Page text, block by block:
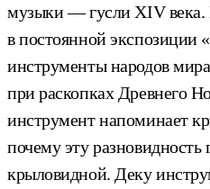
музыки — гусли XIV
в постоянной экспозиции
инструменты народов
при раскопках Древнего
инструмент напоминает
почему эту разновидность
крыловидной. Деку